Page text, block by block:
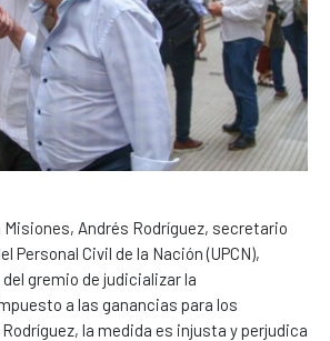
Andrés Rodríguez, secretario
Personal Civil de la Nación (UPCN),
gremio de judicializar la
a las ganancias para los
la medida es injusta y perjudica